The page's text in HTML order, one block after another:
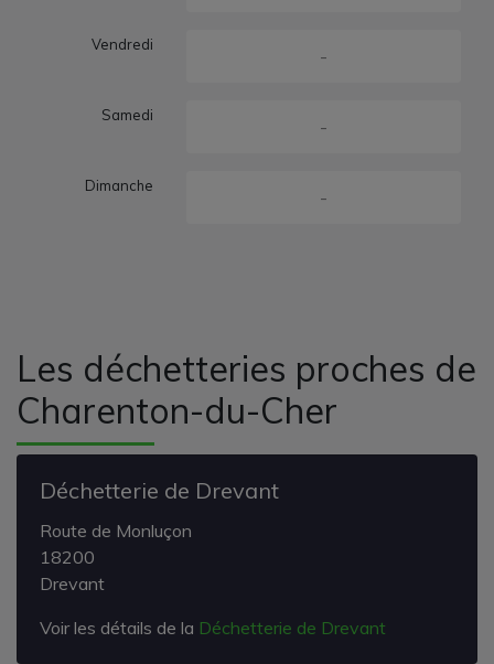
Les déchetteries proches de
Charenton-du-Cher
Déchetterie de Drevant
Route de Monluçon
18200
Drevant
Voir les détails de la Déchetterie de Drevant
Vendredi
-
Samedi
-
Dimanche
-